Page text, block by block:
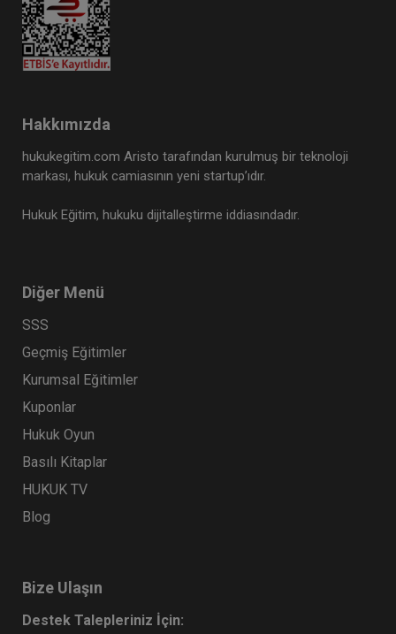
Hakkımızda
hukukegitim.com Aristo tarafından kurulmuş bir teknoloji
markası, hukuk camiasının yeni startup’ıdır.
Hukuk Eğitim, hukuku dijitalleştirme iddiasındadır.
Diğer Menü
SSS
Geçmiş Eğitimler
Kurumsal Eğitimler
Kuponlar
Hukuk Oyun
Basılı Kitaplar
HUKUK TV
Blog
Bize Ulaşın
Destek Talepleriniz İçin: